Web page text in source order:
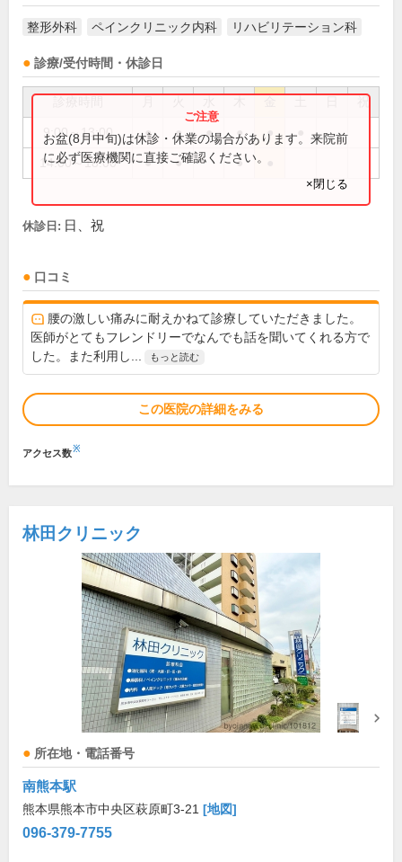
整形外科 ペインクリニック内科 リハビリテーション科
診療/受付時間・休診日
祝
9:00～13:00 ● ● ● ● ●
14:00～18:00 ● ● ●
お盆(8月中旬)は休診・休業の場合があります。来院前
に必ず医療機関に直接ご確認ください。
×閉じる
休診日: 日、祝
口コミ
腰の激しい痛みに耐えかねて診療していただきました。
医師がとてもフレンドリーでなんでも話を聞いてくれる方で
した。また利用し...
もっと読む
この医院の詳細をみる
アクセス数※
林田クリニック
所在地・電話番号
南熊本駅
熊本県熊本市中央区萩原町3-21 [地図]
096-379-7755